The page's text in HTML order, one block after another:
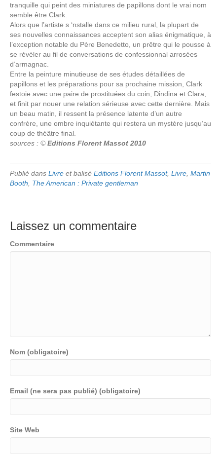
tranquille qui peint des miniatures de papillons dont le vrai nom
semble être Clark.
Alors que l’artiste s ‘nstalle dans ce milieu rural, la plupart de
ses nouvelles connaissances acceptent son alias énigmatique, à
l’exception notable du Père Benedetto, un prêtre qui le pousse à
se révéler au fil de conversations de confessionnal arrosées
d’armagnac.
Entre la peinture minutieuse de ses études détaillées de
papillons et les préparations pour sa prochaine mission, Clark
festoie avec une paire de prostituées du coin, Dindina et Clara,
et finit par nouer une relation sérieuse avec cette dernière. Mais
un beau matin, il ressent la présence latente d’un autre
confrère, une ombre inquiétante qui restera un mystère jusqu’au
coup de théâtre final.
sources : ©Editions Florent Massot 2010
Publié dans Livre et balisé Editions Florent Massot, Livre Martin
Booth
The American : Private gentleman
Laissez un commentaire
Commentaire
Nom (obligatoire)
Email (ne sera pas publié) (obligatoire)
Site Web